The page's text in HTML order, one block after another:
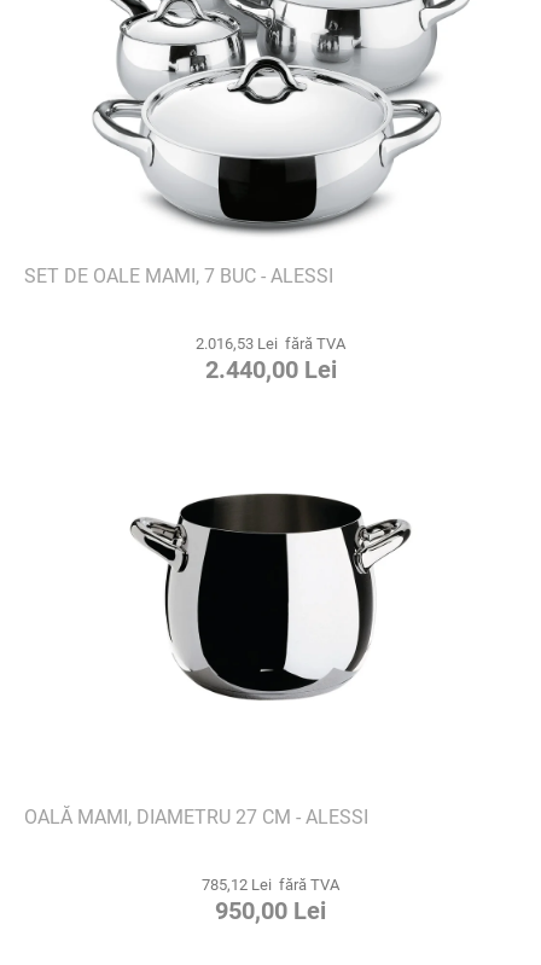
SET DE OALE MAMI, 7 BUC - ALESSI
2.016,53 Lei fără TVA
2.440,00 Lei
OALĂ MAMI, DIAMETRU 27 CM - ALESSI
785,12 Lei fără TVA
950,00 Lei